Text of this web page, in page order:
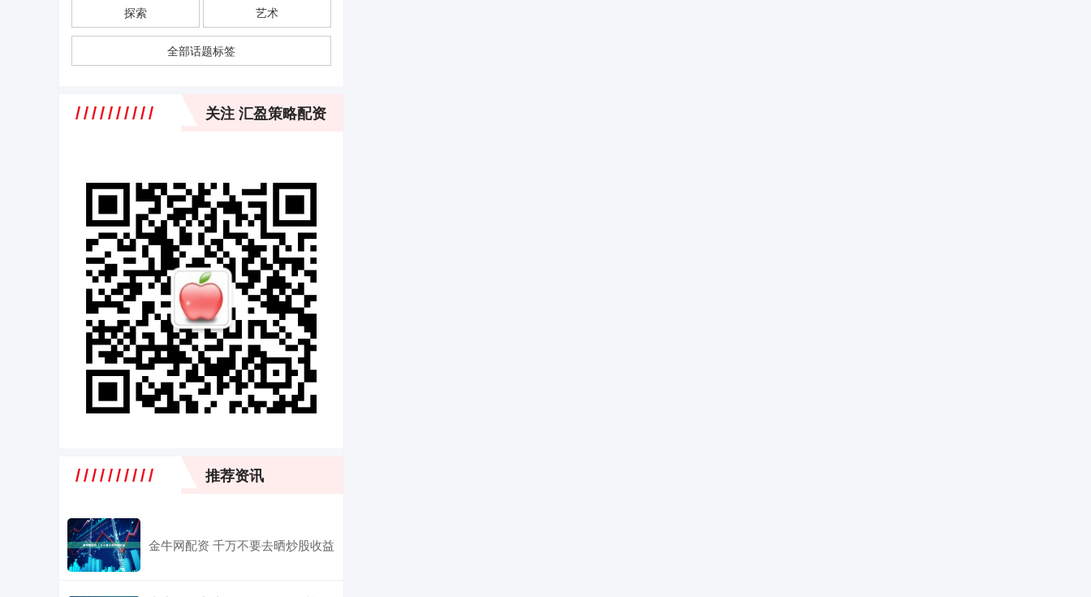
探索 艺术
全部话题标签
关注 汇盈策略配资
推荐资讯
金牛网配资 千万不要去晒炒股收益